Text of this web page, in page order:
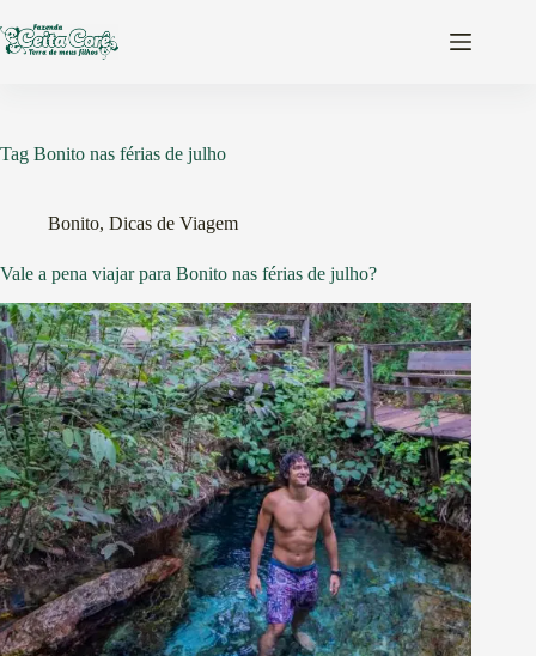
para
o
Tag Bonito nas férias de julho
Bonito, Dicas de Viagem
Vale a pena viajar para Bonito nas férias de julho?